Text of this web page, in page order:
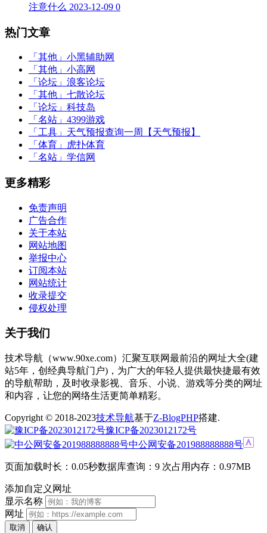
注意什么 2023-12-09 0
热门文章
「其他」 小黑辅助网
「其他」 小高网
「论坛」 浪客论坛
「其他」 七散论坛
「论坛」 科技岛
「名站」 4399游戏
「工具」 天气预报查询一周【天气预报】
「体育」
虎扑体育
「名站」 学信网
更多精彩
免责声明
广告合作
关于本站
网站地图
举报中心
订阅本站
网站统计
收录提交
侵权处理
关于我们
技术导航（www.90xe.com）汇聚互联网最前沿的网址大全(建
站5年，创经典导航门户)，为广大的年轻人提供最快捷最有效
的导航帮助，及时收录影视、音乐、小说、游戏等分类的网址
和内容，让您的网络生活更简单精彩。
Copyright © 2018-2023技术导航基于Z-BlogPHP搭建.
豫ICP备2023012172号
中公网安备201988888888号
页面加载时长：0.05秒数据库查询：9 次占用内存：0.97MB
添加自定义网址
显示名称
网址
取消 确认